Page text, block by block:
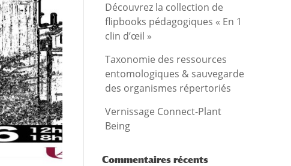
Découvrez la collection de
flipbooks pédagogiques « En 1
clin d’œil »
Taxonomie des ressources
entomologiques & sauvegarde
des organismes répertoriés
Vernissage Connect-Plant
Being
Commentaires récents